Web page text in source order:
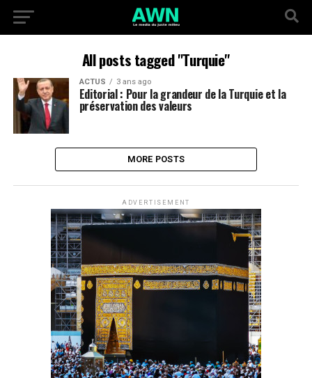
All posts tagged "Turquie"
ACTUS 3 ans ago
Editorial : Pour la grandeur de la Turquie et la
préservation des valeurs
MORE POSTS
ADVERTISEMENT